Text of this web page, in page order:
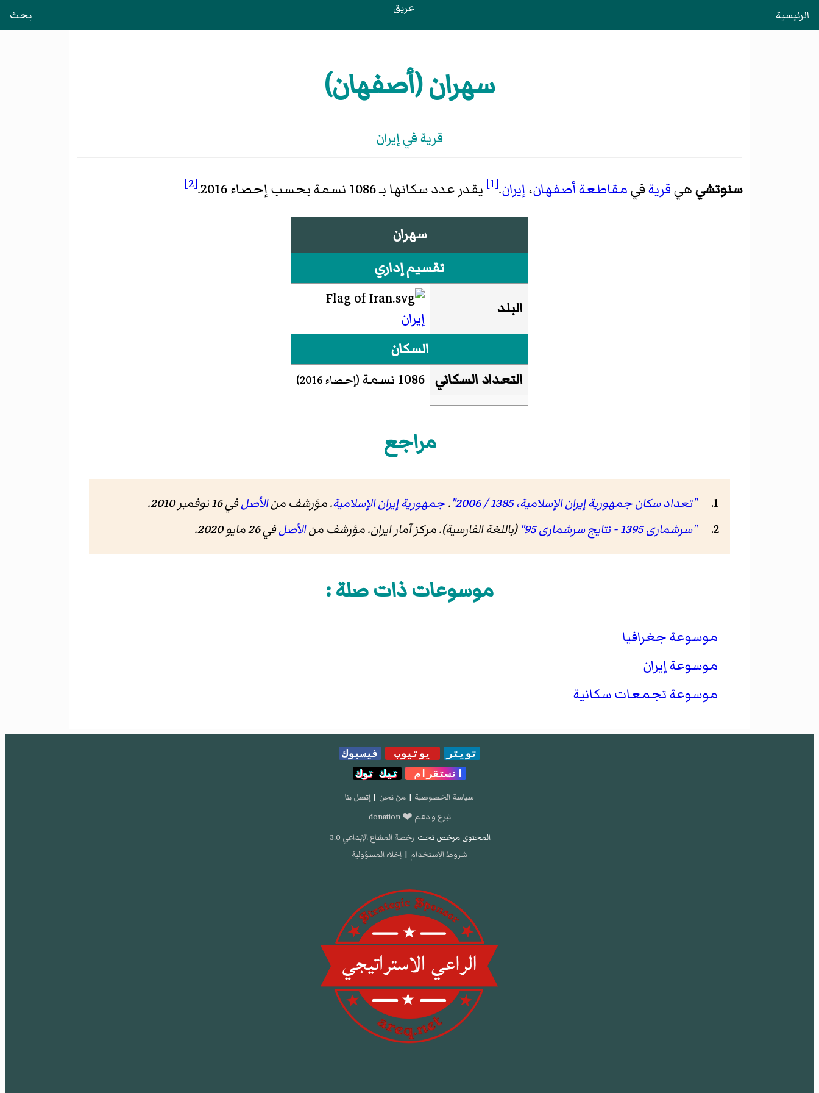
الرئيسية عريق بحث
سهران (أصفهان)
قرية في إيران
سنوتشيهيقريةفيمقاطعة أصفهان،إيران.
[1] يقدر عدد سكانها بـ 1086 نسمة بحسب إحصاء 2016 .
[2]
سهران
تقسيم إداري
البلد
إيران
السكان
التعداد السكاني 1086 نسمة (إحصاء2016
)
مراجع
"تعداد سكان جمهورية إيران الإسلامية، 1385 / 2006" .جمهورية إيران الإسلامية. مؤرشف منالأصلفي 16 نوفمبر 2010.
"سرشماری 1395 - نتایج سرشماری 95"
(باللغة الفارسية). مرکز آمار ایران. مؤرشف منالأصلفي 26 مايو 2020 .
موسوعات ذات صلة :
موسوعة جغرافيا
موسوعة إيران
موسوعة تجمعات سكانية
تويتر يوتيوب
فيسبوك
انستقرام
تيك توك
سياسة الخصوصية | من نحن | إتصل بنا
تبرع و دعم ❤️ donation
المحتوى مرخص تحت رخصة المشاع الإبداعي 3.0
شروط الإستخدام | إخلاء المسؤولية